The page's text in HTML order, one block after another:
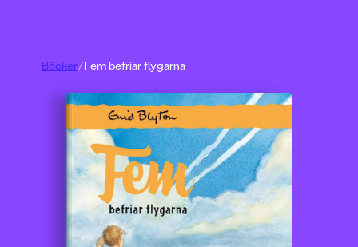
Böcker/Fem befriar flygarna